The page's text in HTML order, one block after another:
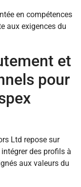
en compétences
aux exigences du
et
pour
Ltd repose sur
des profils à
aux valeurs du